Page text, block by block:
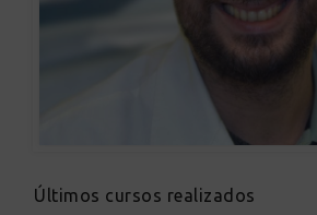
Últimos cursos realizados